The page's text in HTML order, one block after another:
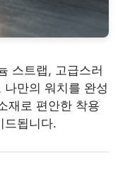
스트랩, 고급스러
만의 워치를 완성
재로 편안한 착용
드됩니다.